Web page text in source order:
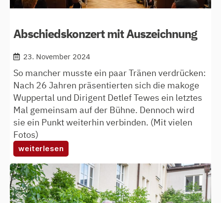
Abschiedskonzert mit Auszeichnung
23. November 2024
So mancher musste ein paar Tränen verdrücken:
Nach 26 Jahren präsentierten sich die makoge
Wuppertal und Dirigent Detlef Tewes ein letztes
Mal gemeinsam auf der Bühne. Dennoch wird
sie ein Punkt weiterhin verbinden. (Mit vielen
Fotos)
weiterlesen
abschiedskonzert
mit
auszeichnung